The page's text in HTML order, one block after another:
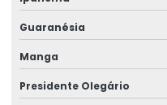
Talha Elétrica Para Elevação
Talha Elétrica Para
Talha Elétrica Para Indústria
Guaranésia
Manga
Presidente Olegário